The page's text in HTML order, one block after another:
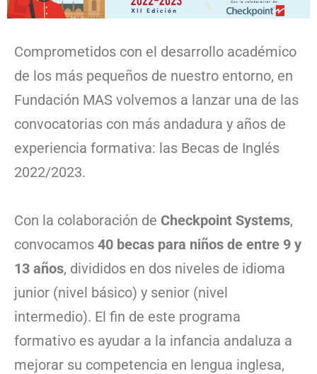
Comprometidos con el desarrollo académico
de los más pequeños de nuestro entorno, en
Fundación MAS volvemos a lanzar una de las
convocatorias con más andadura y años de
experiencia formativa: las Becas de Inglés
2022/2023.
Con la colaboración de Checkpoint Systems,
convocamos 40 becas para niños de entre 9 y
13 años, divididos en dos niveles de idioma
junior (nivel básico) y senior (nivel
intermedio). El fin de este programa
formativo es ayudar a la infancia andaluza a
mejorar su competencia en lengua inglesa,